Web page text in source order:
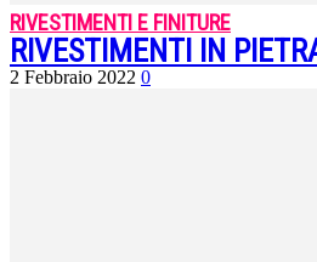
RIVESTIMENTI E FINITURE
RIVESTIMENTI IN
2 Febbraio 2022 0